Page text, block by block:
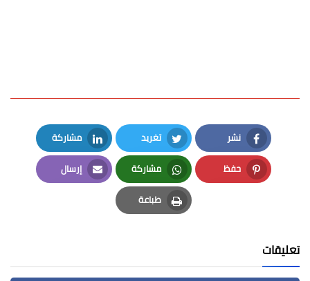
نشر
Facebook
تغريد
Twitter
مشاركة
LinkedIn
حفظ
Pinterest
مشاركة
Whatsapp
إرسال
Email
طباعة
Print
تعليقات